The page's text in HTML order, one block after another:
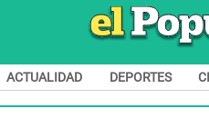
ACTUALIDAD DEPORTES